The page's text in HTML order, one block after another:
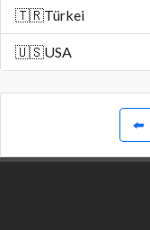
🇹🇷Türkei
🇺🇸USA
⬅️